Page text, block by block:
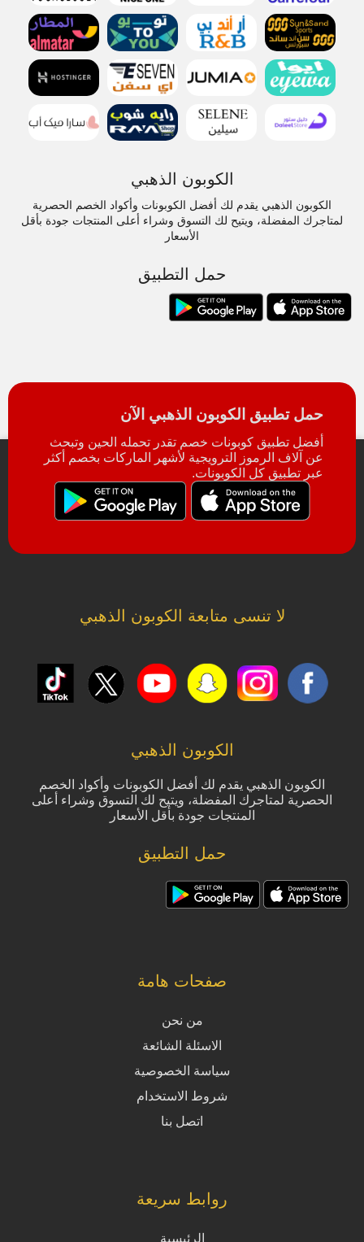
الكوبون الذهبي
الكوبون الذهبي يقدم لك أفضل الكوبونات وأكواد الخصم الحصرية
لمتاجرك المفضلة، ويتيح لك التسوق وشراء أعلى المنتجات جودة بأقل
الأسعار
حمل التطبيق
حمل تطبيق الكوبون الذهبي الآن
أفضل تطبيق كوبونات خصم تقدر تحمله الحين وتبحث
عن آلاف الرموز الترويجية لأشهر الماركات بخصم أكثر
عبر تطبيق كل الكوبونات.
لا تنسى متابعة الكوبون الذهبي
الكوبون الذهبي
الكوبون الذهبي يقدم لك أفضل الكوبونات وأكواد الخصم
الحصرية لمتاجرك المفضلة، ويتيح لك التسوق وشراء أعلى
المنتجات جودة بأقل الأسعار
حمل التطبيق
صفحات هامة
من نحن
الاسئلة الشائعة
سياسة الخصوصية
شروط الاستخدام
اتصل بنا
روابط سريعة
الرئيسية